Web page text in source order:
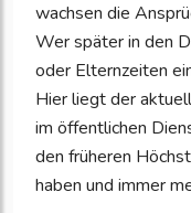
wachsen die
Wer später in den
oder Elternzeiten
Hier liegt der
im öffentlichen
den früheren
haben und immer